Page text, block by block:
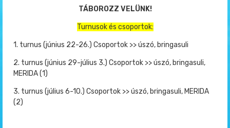
TÁBOROZZ VELÜNK!
Turnusok és csoportok:
1. turnus (június 22-26.) Csoportok >> úszó, bringasuli
2. turnus (június 29-július 3.) Csoportok >> úszó, bringasuli,
MERIDA (1)
3. turnus (július 6-10.) Csoportok >> úszó, bringasuli, MERIDA
(2)